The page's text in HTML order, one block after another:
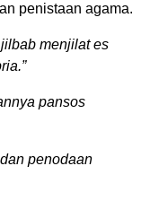
penistaan agama.
menjilat es
pansos
penodaan